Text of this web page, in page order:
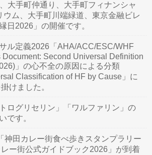
大手町仲通り、大手町フィナンシャ
ウム、大手町川端緑道、東京金融ビレ
日2026」の開催です。
ル定義2026「AHA/ACC/ESC/WHF
Document: Second Universal Definition
」の心不全の原因による分類
Classification of HF by Cause」に
けました。
ログリセリン」「ワルファリン」の
です。
神田カレー街食べ歩きスタンプラリー
ー街公式ガイドブック2026」が到着